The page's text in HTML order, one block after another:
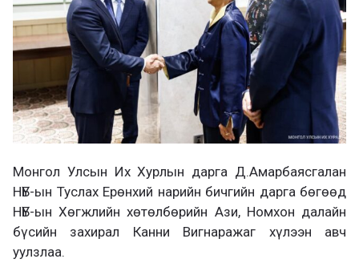
Монгол Улсын Их Хурлын дарга Д.Амарбаясгалан
НҮБ-ын Туслах Ерөнхий нарийн бичгийн дарга бөгөөд
НҮБ-ын Хөгжлийн хөтөлбөрийн Ази, Номхон далайн
бүсийн захирал Канни Вигнаражаг хүлээн авч
уулзлаа.